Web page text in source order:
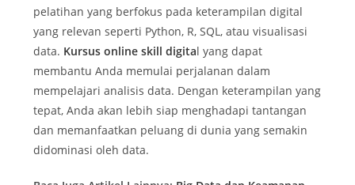
pelatihan yang berfokus pada keterampilan digital
yang relevan seperti Python, R, SQL, atau visualisasi
data. Kursus online skill digital yang dapat
membantu Anda memulai perjalanan dalam
mempelajari analisis data. Dengan keterampilan yang
tepat, Anda akan lebih siap menghadapi tantangan
dan memanfaatkan peluang di dunia yang semakin
didominasi oleh data.